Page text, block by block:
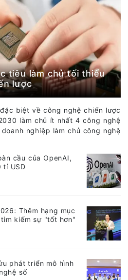
tiêu làm chủ tối thiểu
lược
biệt về công nghệ chiến lược
làm chủ ít nhất 4 công nghệ
nghiệp làm chủ công nghệ
cầu của OpenAI,
tỉ USD
Thêm hạng mục
kiếm sự "tốt hơn"
phát triển mô hình
số